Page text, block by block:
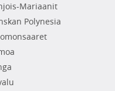
Mariaanit
Polynesia